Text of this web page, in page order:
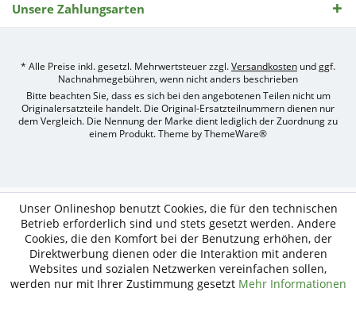
Unsere Zahlungsarten
* Alle Preise inkl. gesetzl. Mehrwertsteuer zzgl.Versandkosten und ggf.
Nachnahmegebühren, wenn nicht anders beschrieben
Bitte beachten Sie, dass es sich bei den angebotenen Teilen nicht um
Originalersatzteile handelt. Die Original-Ersatzteilnummern dienen nur
dem Vergleich. Die Nennung der Marke dient lediglich der Zuordnung zu
einem Produkt. Theme byThemeWare®
Shops
durch
nitio
mediasign,
Ihre
Unser Onlineshop benutzt Cookies, die für den technischen
Betrieb erforderlich sind und stets gesetzt werden. Andere
Cookies, die den Komfort bei der Benutzung erhöhen, der
Direktwerbung dienen oder die Interaktion mit anderen
Websites und sozialen Netzwerken vereinfachen sollen,
werden nur mit Ihrer Zustimmung gesetzt Mehr Informationen